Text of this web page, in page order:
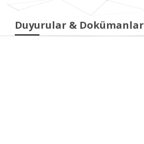
Duyurular & Dokümanlar